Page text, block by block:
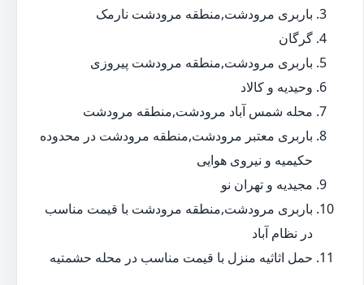
باربری مرودشت,منطقه مرودشت نارمک
گرگان
باربری مرودشت,منطقه مرودشت پیروزی
وحیدیه و کالاد
محله شمس آباد مرودشت,منطقه مرودشت
باربری معتبر مرودشت,منطقه مرودشت در محدوده
حکیمیه و نیروی هوایی
مجیدیه و تهران نو
باربری مرودشت,منطقه مرودشت با قیمت مناسب
در نظام آباد
حمل اثاثیه منزل با قیمت مناسب در محله حشمتیه